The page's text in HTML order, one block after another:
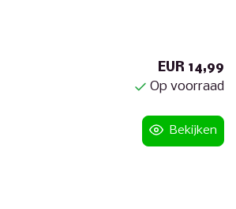
EUR 14,99
Op voorraad
Bekijken